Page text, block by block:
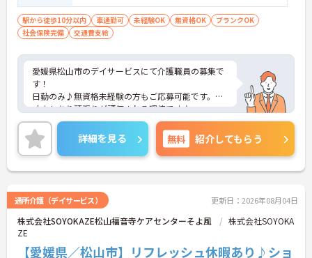
駅から徒歩10分以内 車通勤可 未経験OK 無資格OK
ブランクOK
社会保険完備
交通費支給
愛媛県松山市のデイサービスにて介護職員の募集で
す！
日勤のみ♪無資格未経験の方もご応募可能です。
寸志もあり頑張りが評価される環境です♪
ご興味ある方には、面接対策ポイントなど、詳細を
お話しいたしますのでお気軽にご相談ください。
詳細を見る 無料 紹介してもらう
通所介護（デイサービス） 更新日：2026年08月04日
株式会社SOYOKAZE松山福音寺ケアセンターそよ風
株式会社SOYOKA
ZE
【愛媛県／松山市】リフレッシュ休暇あり♪ショ